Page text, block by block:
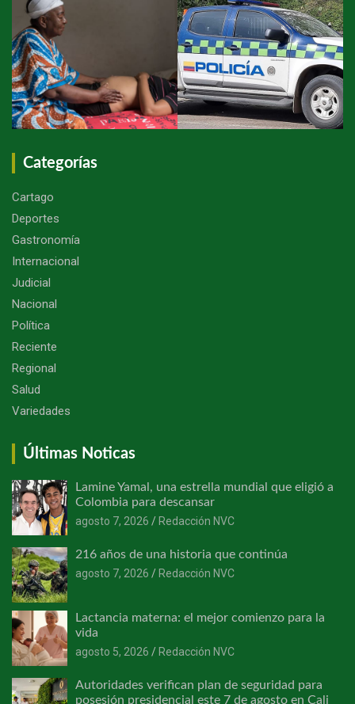
Categorías
Cartago
Deportes
Gastronomía
Internacional
Judicial
Nacional
Política
Reciente
Regional
Salud
Variedades
Últimas Noticas
Lamine Yamal, una estrella mundial que eligió a
Colombia para descansar
agosto 7, 2026
Redacción NVC
216 años de una historia que continúa
agosto 7, 2026
Redacción NVC
Lactancia materna: el mejor comienzo para la
vida
agosto 5, 2026
Redacción NVC
Autoridades verifican plan de seguridad para
posesión presidencial este 7 de agosto en Cali